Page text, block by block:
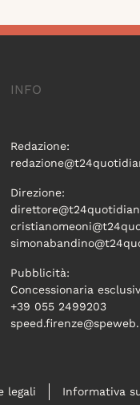
INFO
Redazione:
Direzione:
Pubblicità:
Concessionaria
+39 055 2499203
legali Informativa